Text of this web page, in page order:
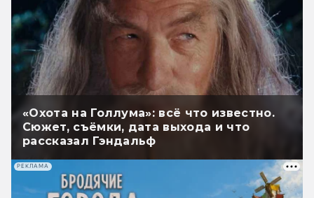
«Охота на Голлума»: всё что известно.
Сюжет, съёмки, дата выхода и что
рассказал Гэндальф
РЕКЛАМА